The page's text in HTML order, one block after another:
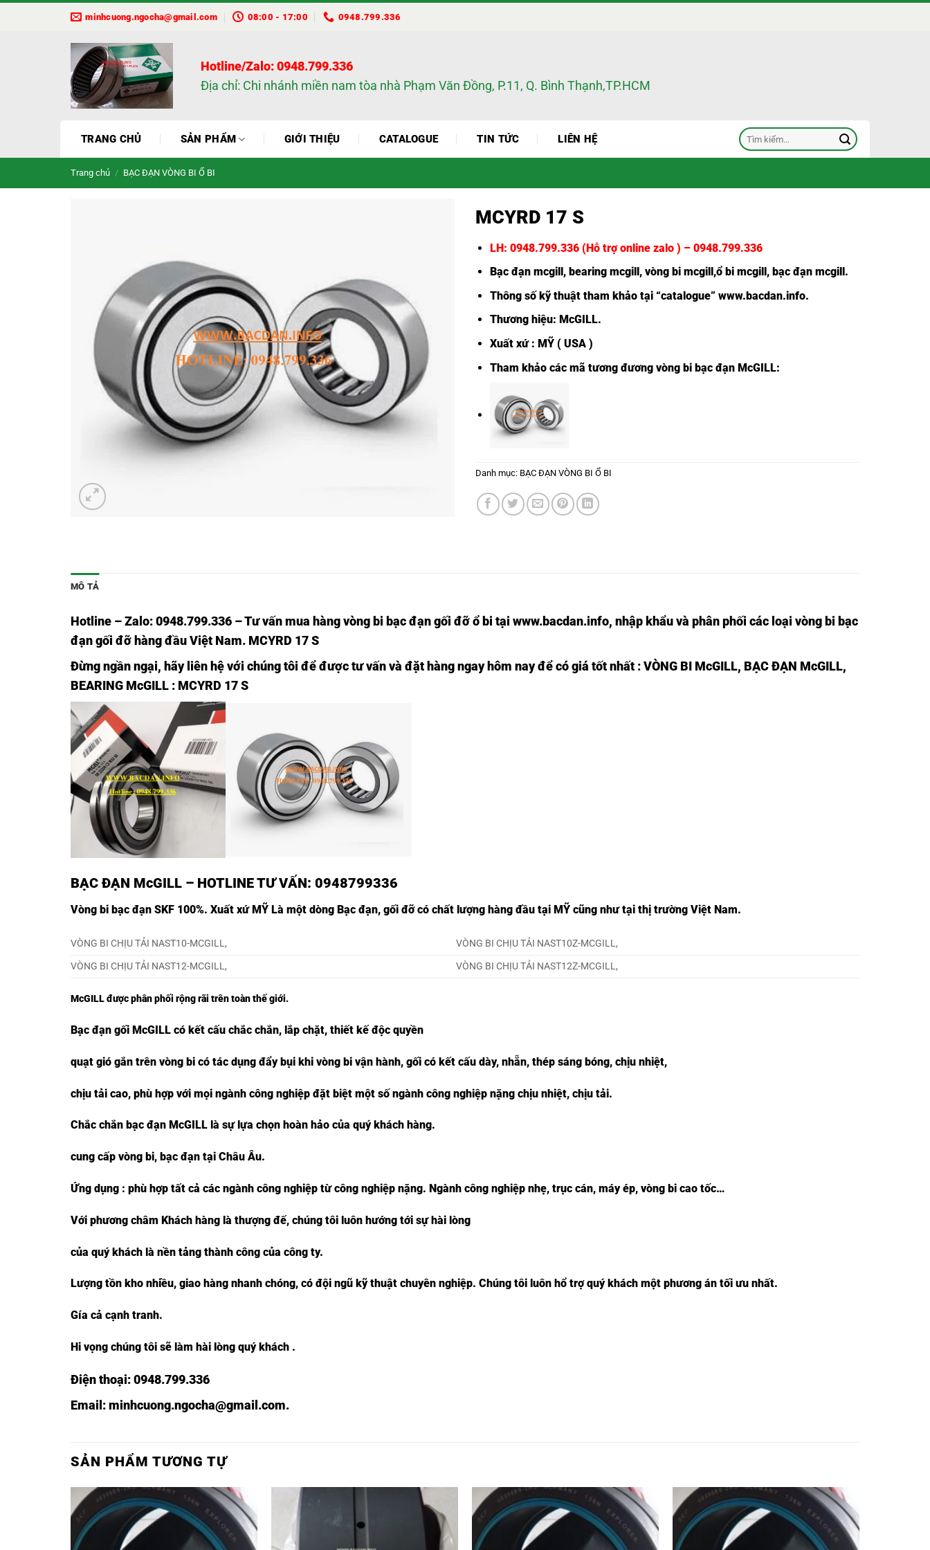
minhcuong.ngocha@gmail.com 08:00 - 17:00 0948.799.336
Hotline/Zalo: 0948.799.336
Địa chỉ: Chi nhánh miền nam tòa nhà Phạm Văn Đồng, P.11, Q. Bình Thạnh,TP.HCM
TRANG CHỦ SẢN PHẨM GIỚI THIỆU CATALOGUE TIN TỨC LIÊN HỆ
Tìm
kiếm:
Trang chủ / BẠC ĐẠN VÒNG BI Ổ BI
MCYRD 17 S
LH: 0948.799.336(Hỗ trợ online zalo ) – 0948.799.336
Bạc đạn mcgill , bearing mcgill , vòng bi mcgill ,ổ bi mcgill , bạc đạn mcgill .
Thông số kỹ thuật tham khảo tại “catalogue” www.bacdan.info.
Thương hiệu: McGILL.
Xuất xứ : MỸ ( USA )
Tham khảo các mã tương đương vòng bi bạc đạn McGILL:
Danh mục: BẠC ĐẠN VÒNG BI Ổ BI
MÔ TẢ
Hotline – Zalo:0948.799.336 – Tư vấn mua hàng vòng bi bạc đạngối đỡ ổ bi tại www.bacdan.info, nhập khẩu và phân phối các loại vòng bi bạc
đạn gối đỡ hàng đầu Việt Nam. MCYRD 17 S
Đừng ngần ngại, hãy liên hệ với chúng tôi để được tư vấn và đặt hàng ngay hôm nay để có giá tốt nhất :VÒNG BI McGILL, BẠC ĐẠN McGILL,
BEARING McGILL : MCYRD 17 S
BẠC ĐẠN McGILL – HOTLINE TƯ VẤN: 0948799336
Vòng bi bạc đạn SKF 100%. Xuất xứ MỸ Là một dòng Bạc đạn, gối đỡ có chất lượng hàng đầu tại MỸ cũng như tại thị trường Việt Nam.
VÒNG BI CHỊU TẢI NAST10-MCGILL,
VÒNG BI CHỊU TẢI NAST10Z-MCGILL,
VÒNG BI CHỊU TẢI NAST12-MCGILL,
VÒNG BI CHỊU TẢI NAST12Z-MCGILL,
McGILLđược phân phối rộng rãi trên toàn thế giới.
Bạc đạn gối McGILL có kết cấu chắc chắn, lắp chặt, thiết kế độc quyền
quạt gió gắn trên vòng bi có tác dụng đẩy bụi khi vòng bi vận hành, gối có kết cấu dày, nhẵn, thép sáng bóng, chịu nhiệt,
chịu tải cao, phù hợp với mọi ngành công nghiệp đặt biệt một số ngành công nghiệp nặng chịu nhiệt, chịu tải.
Chắc chắn bạc đạn McGILL là sự lựa chọn hoàn hảo của quý khách hàng.
cung cấp vòng bi, bạc đạn tại Châu Âu.
Ứng dụng : phù hợp tất cả các ngành công nghiệp từ công nghiệp nặng. Ngành công nghiệp nhẹ, trục cán, máy ép, vòng bi cao tốc…
Với phương châm Khách hàng là thượng đế, chúng tôi luôn hướng tới sự hài lòng
của quý khách là nền tảng thành công của công ty.
Lượng tồn kho nhiều, giao hàng nhanh chóng, có đội ngũ kỹ thuật chuyên nghiệp. Chúng tôi luôn hổ trợ quý khách một phương án tối ưu nhất.
Gía cả cạnh tranh.
Hi vọng chúng tôi sẽ làm hài lòng quý khách .
Điện thoại:0948.799.336
Email:minhcuong.ngocha@gmail.com.
SẢN PHẨM TƯƠNG TỰ